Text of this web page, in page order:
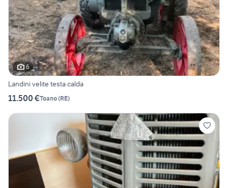
6
Landini velite testa calda
11.500 €Toano(RE)